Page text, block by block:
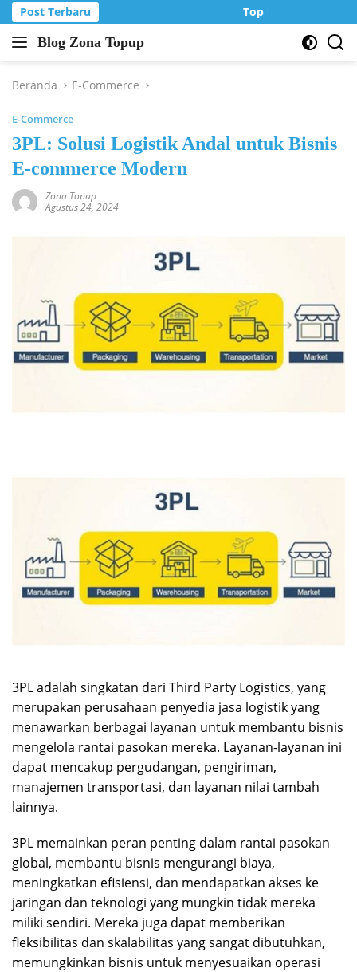
Langsung
ke
konten
Post Terbaru Top Up Murah di
Blog Zona Topup
Tips
Trik
game
online
Beranda E-Commerce
E-Commerce
3PL: Solusi Logistik Andal untuk Bisnis
E-commerce Modern
Zona Topup
Agustus 24, 2024
3PL adalah singkatan dari Third Party Logistics, yang
merupakan perusahaan penyedia jasa logistik yang
menawarkan berbagai layanan untuk membantu bisnis
mengelola rantai pasokan mereka. Layanan-layanan ini
dapat mencakup pergudangan, pengiriman,
manajemen transportasi, dan layanan nilai tambah
lainnya.
3PL memainkan peran penting dalam rantai pasokan
global, membantu bisnis mengurangi biaya,
meningkatkan efisiensi, dan mendapatkan akses ke
jaringan dan teknologi yang mungkin tidak mereka
miliki sendiri. Mereka juga dapat memberikan
fleksibilitas dan skalabilitas yang sangat dibutuhkan,
memungkinkan bisnis untuk menyesuaikan operasi